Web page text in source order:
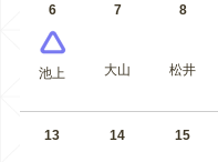
6
池上
7
大山
8
松井
13 14 15